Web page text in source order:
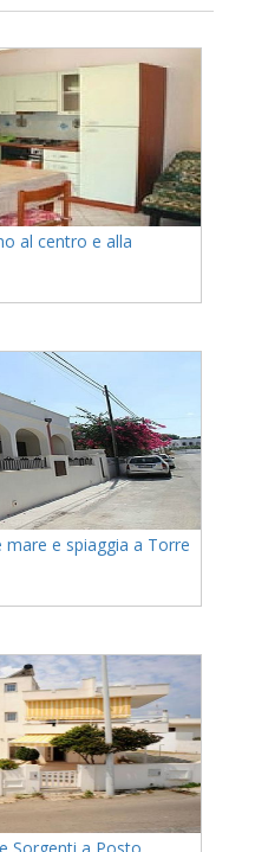
al centro e alla
e spiaggia a Torre